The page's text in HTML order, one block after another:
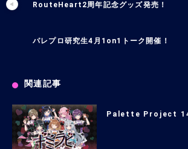
RouteHeart2周年記念グッズ発売！
パレプロ研究生4月1on1トーク開催！
関連記事
Palette Project